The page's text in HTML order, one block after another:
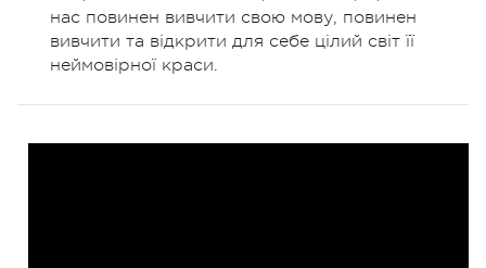
нас повинен вивчити свою мову, повинен
вивчити та відкрити для себе цілий світ її
неймовірної краси.